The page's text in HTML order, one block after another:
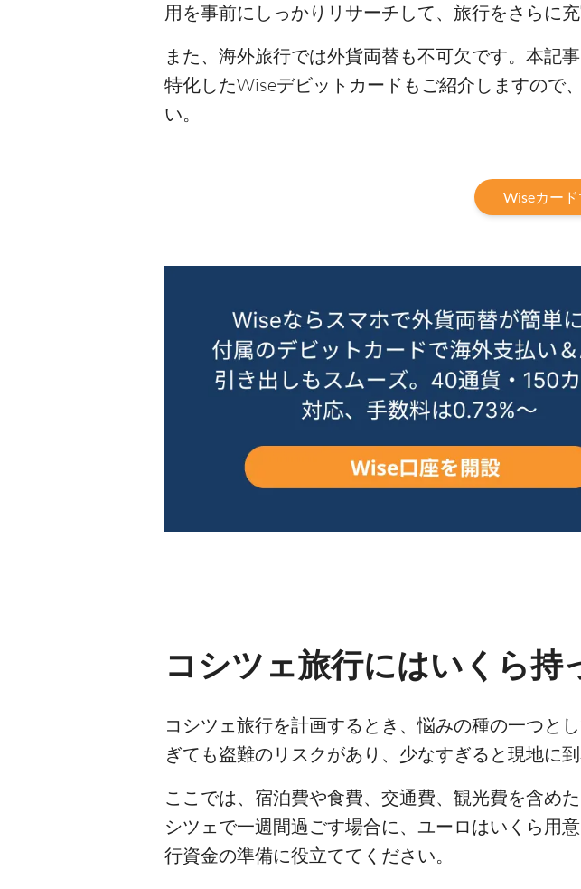
用を事前にしっかりリサーチして、旅行をさらに充
また、海外旅行では外貨両替も不可欠です。本記事
特化したWiseデビットカードもご紹介しますので
い。
Wiseカー
コシツェ旅行にはいくら持
コシツェ旅行を計画するとき、悩みの種の一つと
ぎても盗難のリスクがあり、少なすぎると現地に
ここでは、宿泊費や食費、交通費、観光費を含め
シツェで一週間過ごす場合に、ユーロはいくら用
行資金の準備に役立ててください。